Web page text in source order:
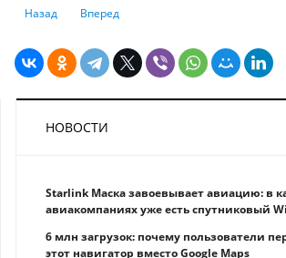
Предыдущий: Биткоин может стать мировой
Назад Следующий: Национальный
Вперед
НОВОСТИ
Starlink Маска завоевывает авиацию: в
авиакомпаниях уже есть спутниковый
6 млн загрузок: почему пользователи
этот навигатор вместо Google Maps